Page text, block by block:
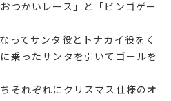
つかいレース」と「ビンゴゲー
ってサンタ役とトナカイ役をく
乗ったサンタを引いてゴールを
それぞれにクリスマス仕様のオ